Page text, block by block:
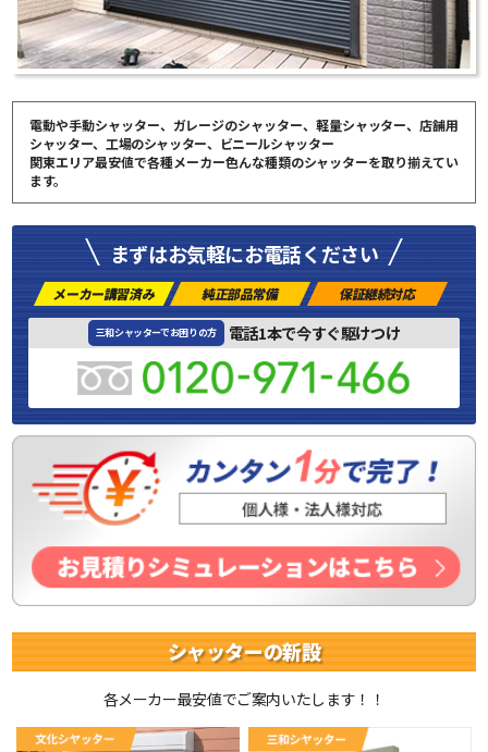
電動や手動シャッター、ガレージのシャッター、軽量シャッター、店舗用
シャッター、工場のシャッター、ビニールシャッター
関東エリア最安値で各種メーカー色んな種類のシャッターを取り揃えてい
ます。
まずはお気軽にお電話ください
メーカー講習済み 純正部品常備 保証継続対応
三和シャッターでお困りの方 電話1本で今すぐ駆けつけ
シャッターの新設
各メーカー最安値でご案内いたします！！